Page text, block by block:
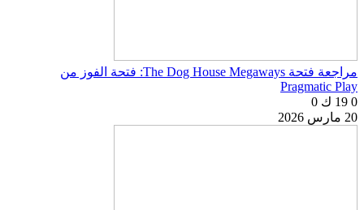
مراجعة فتحة The Dog House Megaways: فتحة الفوز من
Pragmatic Play
0 19 ك
0
20 مارس 2026